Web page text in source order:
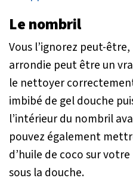
Le nombril
Vous l’ignorez peut-
arrondie peut être un
le nettoyer
imbibé de gel douche
l’intérieur du nombril
pouvez également
d’huile de coco sur
sous la douche.